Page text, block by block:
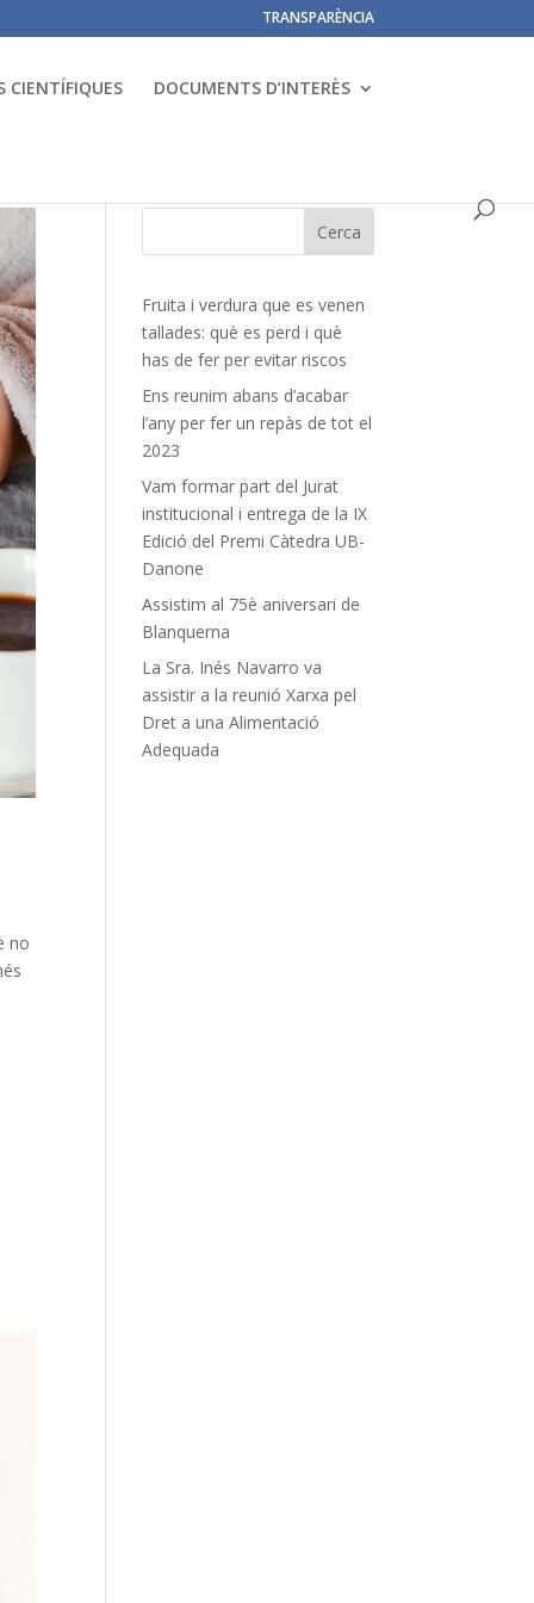
TRANSPARÈNCIA
CIENTÍFIQUES DOCUMENTS D’INTERÈS
no
Fruita i verdura que es venen
tallades: què es perd i què
has de fer per evitar riscos
Ens reunim abans d’acabar
l’any per fer un repàs de tot el
2023
Vam formar part del Jurat
institucional i entrega de la IX
Edició del Premi Càtedra UB-
Danone
Assistim al 75è aniversari de
Blanquerna
La Sra. Inés Navarro va
assistir a la reunió Xarxa pel
Dret a una Alimentació
Adequada